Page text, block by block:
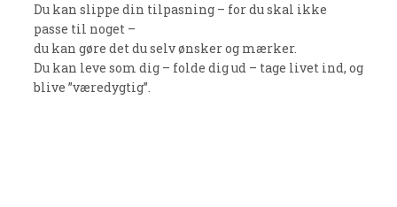
Du kan slippe din tilpasning – for du skal ikke
passe til noget –
du kan gøre det du selv ønsker og mærker.
Du kan leve som dig – folde dig ud – tage livet ind, og
blive ”væredygtig”.